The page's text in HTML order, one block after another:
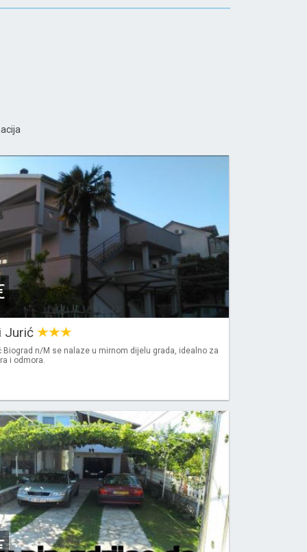
Jurić
Biograd n/M se nalaze u mirnom dijelu grada, idealno za
i odmora.